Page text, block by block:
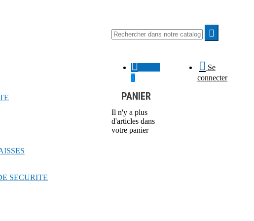
SECURITE

 Se
connecter

0
PANIER
Il n'y a plus
d'articles dans
votre panier